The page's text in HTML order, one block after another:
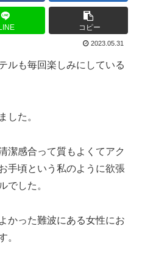
コピー
2023.05.31
ルも毎回楽しみにしている
した。
潔感合って質もよくてアク
手頃という私のように欲張
でした。
かった難波にある女性にお
。